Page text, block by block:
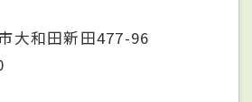
大和田新田477-96